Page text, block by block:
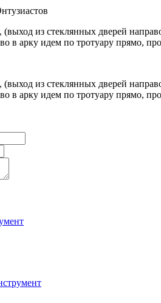
из стеклянных дверей
в арку идем по тротуару прямо,
из стеклянных дверей
в арку идем по тротуару прямо,